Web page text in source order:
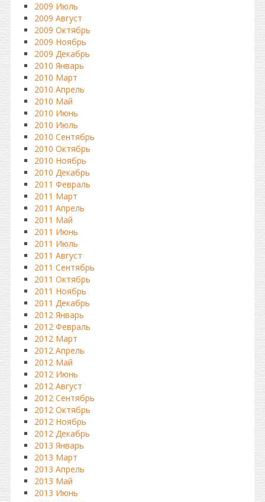
2009 Июль
2009 Август
2009 Октябрь
2009 Ноябрь
2009 Декабрь
2010 Январь
2010 Март
2010 Апрель
2010 Май
2010 Июнь
2010 Июль
2010 Сентябрь
2010 Октябрь
2010 Ноябрь
2010 Декабрь
2011 Февраль
2011 Март
2011 Апрель
2011 Май
2011 Июнь
2011 Июль
2011 Август
2011 Сентябрь
2011 Октябрь
2011 Ноябрь
2011 Декабрь
2012 Январь
2012 Февраль
2012 Март
2012 Апрель
2012 Май
2012 Июнь
2012 Август
2012 Сентябрь
2012 Октябрь
2012 Ноябрь
2012 Декабрь
2013 Январь
2013 Март
2013 Апрель
2013 Май
2013 Июнь